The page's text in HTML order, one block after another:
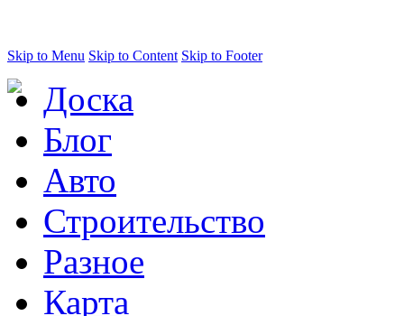
Skip to Menu Skip to Content Skip to Footer
Доска
Блог
Авто
Строительство
Разное
Карта